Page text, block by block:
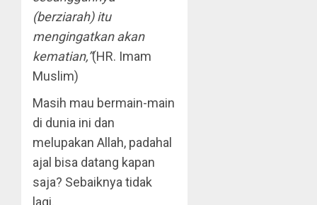
(berziarah) itu
mengingatkan akan
kematian,”(HR. Imam
Muslim)
Masih mau bermain-main
di dunia ini dan
melupakan Allah, padahal
ajal bisa datang kapan
saja? Sebaiknya tidak
lagi.